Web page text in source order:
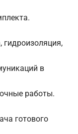
гидроизоляция,
в
работы.
готового